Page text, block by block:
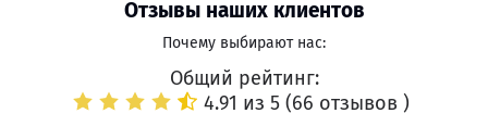
Отзывы наших клиентов
Почему выбирают нас:
Общий рейтинг:
4.91 из 5 (66 отзывов )